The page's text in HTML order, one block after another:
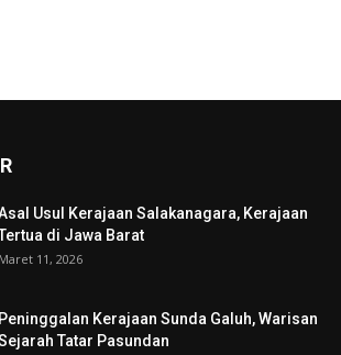
Usul Kerajaan Salakanagara, Kerajaan
di Jawa Barat
Maret 11, 2026
Peninggalan Kerajaan Sunda Galuh, Warisan
Tatar Pasundan